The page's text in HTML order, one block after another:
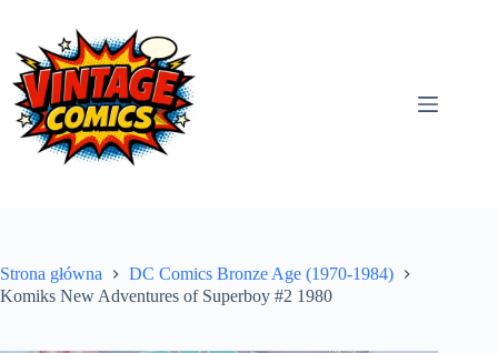
treści
Strona główna
DC Comics Bronze Age (1970-1984)
Komiks New Adventures of Superboy #2 1980